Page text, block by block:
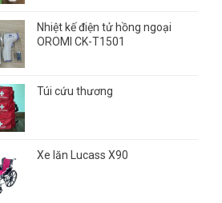
Nhiệt kế điện tử hồng ngoại
OROMI CK-T1501
Túi cứu thương
Xe lăn Lucass X90